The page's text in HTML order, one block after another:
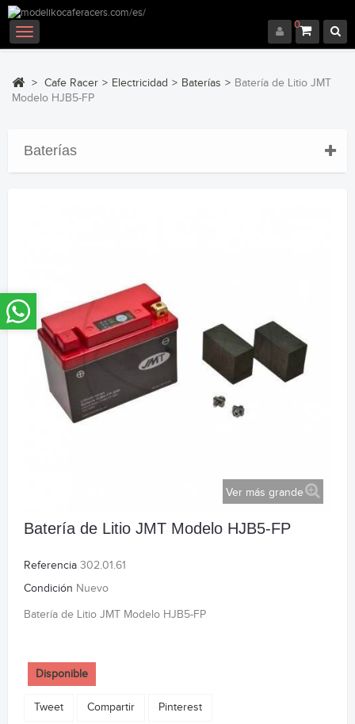
0
Navegación
Toggle
> Cafe Racer > Electricidad > Baterías > Batería de Litio JMT
Modelo HJB5-FP
Baterías
Ver más grande
Batería de Litio JMT Modelo HJB5-FP
Referencia 302.01.61
Condición Nuevo
Batería de Litio JMT Modelo HJB5-FP
Disponible
Tweet Compartir Pinterest